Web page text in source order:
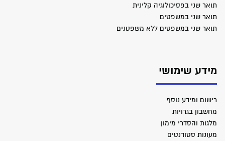
תואר שני בפסיכולוגיה קלינית
תואר שני במשפטים
תואר שני במשפטים ללא משפטנים
מידע שימושי
רישום ומידע נוסף
מחשבון בגרויות
מלגות והסדרי מימון
מעונות סטודנטים